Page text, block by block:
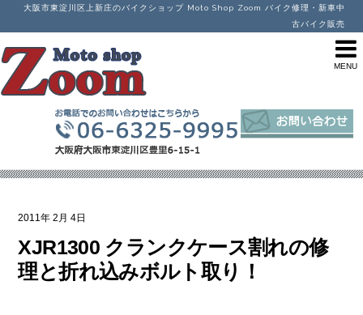
大阪市東淀川区上新庄のバイクショップ Moto Shop Zoom バイク修理・新車中
古バイク販売
2011年 2月 4日
XJR1300 クランクケース割れの修
理と折れ込みボルト取り！